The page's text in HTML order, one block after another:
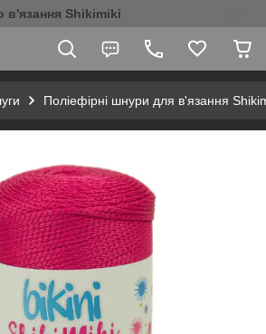
в'язання Shikimiki
Поліефірні шнури для в'язання